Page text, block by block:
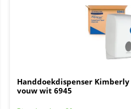
Handdoekdispenser
vouw wit 6945